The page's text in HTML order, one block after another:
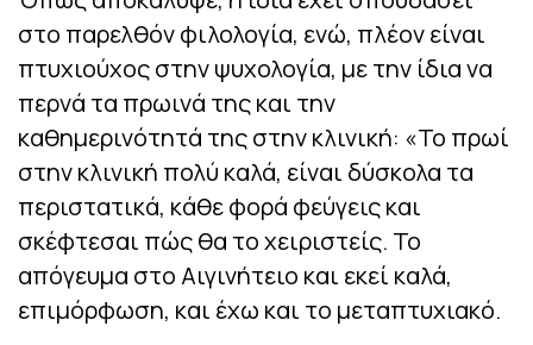
στο παρελθόν φιλολογία, ενώ, πλέον είναι
πτυχιούχος στην ψυχολογία, με την ίδια να
περνά τα πρωινά της και την
καθημερινότητά της στην κλινική: «Το πρωί
στην κλινική πολύ καλά, είναι δύσκολα τα
περιστατικά, κάθε φορά φεύγεις και
σκέφτεσαι πώς θα το χειριστείς. Το
απόγευμα στο Αιγινήτειο και εκεί καλά,
επιμόρφωση, και έχω και το μεταπτυχιακό.